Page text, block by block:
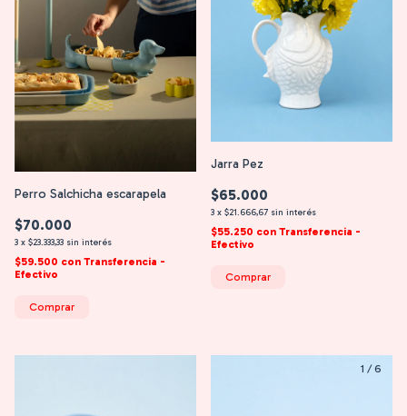
Perro Salchicha escarapela
$70.000
3 x $23.333,33 sin interés
$59.500 con Transferencia -
Efectivo
Comprar
Jarra Pez
$65.000
3 x $21.666,67 sin interés
$55.250 con Transferencia -
Efectivo
Comprar
1 / 6